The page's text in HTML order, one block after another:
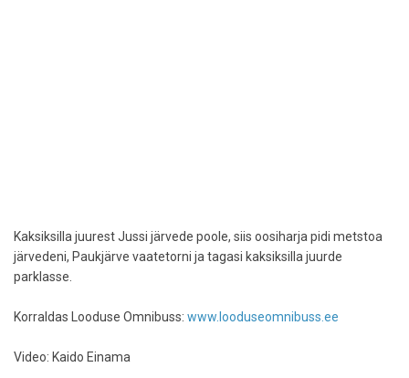
Kaksiksilla juurest Jussi järvede poole, siis oosiharja pidi metstoa
järvedeni, Paukjärve vaatetorni ja tagasi kaksiksilla juurde
parklasse.
Korraldas Looduse Omnibuss: www.looduseomnibuss.ee
Video: Kaido Einama